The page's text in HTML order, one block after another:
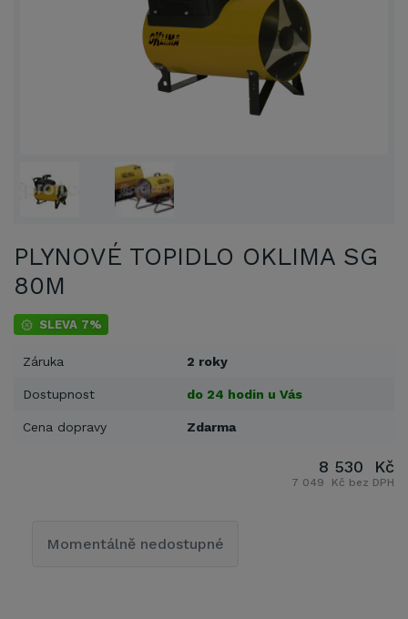
PLYNOVÉ TOPIDLO OKLIMA SG
80M
SLEVA 7%
Záruka 2 roky
Dostupnost do 24 hodin u Vás
Cena dopravy Zdarma
8 530 Kč
7 049 Kč bez DPH
Momentálně nedostupné